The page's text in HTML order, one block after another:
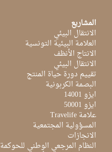
المشاريع
الانتقال البيئي
العلامة البيئية التونسية
الانتاج الأنظف
الانتقال البيئي
تقييم دورة حياة المنتج
البصمة الكربونية
ايزو 14001
ايزو 50001
علامة Travelife
المسؤولية المجتمعية
الانجازات
النظام المرجعي الوطني للحوكمة